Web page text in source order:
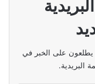
يطلعون على الخبر في
البريدية.